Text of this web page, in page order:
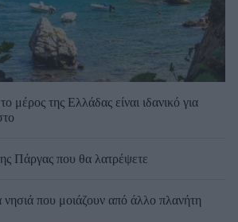
μέρος της Ελλάδας είναι ιδανικό για
Πάργας που θα λατρέψετε
νησιά που μοιάζουν από άλλο πλανήτη